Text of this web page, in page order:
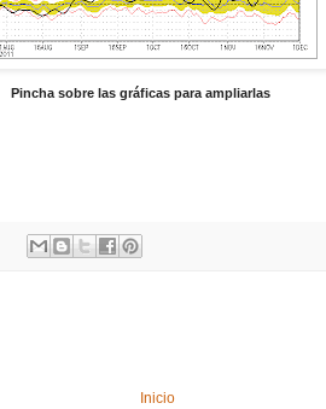
Pincha sobre las gráficas para ampliarlas
Inicio